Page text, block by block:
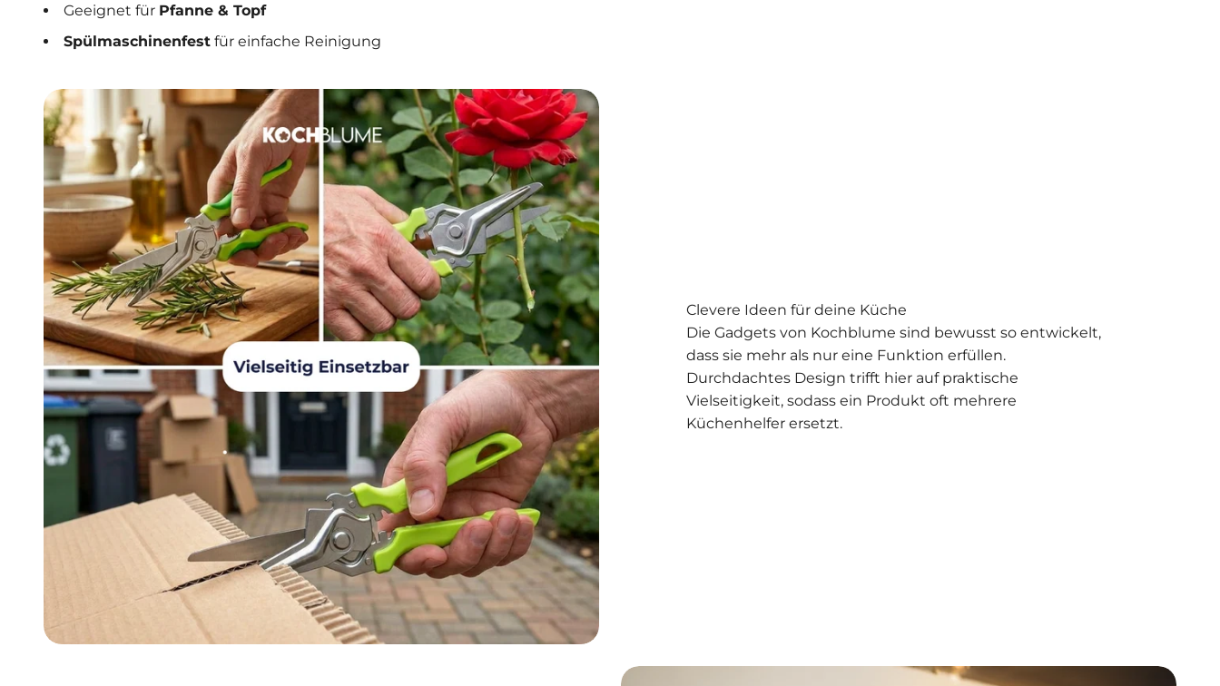
Geeignet für Pfanne & Topf
Spülmaschinenfest für einfache Reinigung
Clevere Ideen für deine Küche
Die Gadgets von Kochblume sind bewusst so entwickelt,
dass sie mehr als nur eine Funktion erfüllen.
Durchdachtes Design trifft hier auf praktische
Vielseitigkeit, sodass ein Produkt oft mehrere
Küchenhelfer ersetzt.